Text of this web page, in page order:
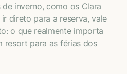
inverno, como os Clara
direto para a reserva, vale
o que realmente importa
resort para as férias dos